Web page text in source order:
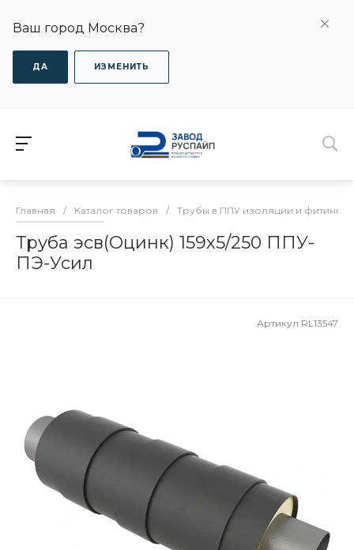
Ваш город Москва?
ДА ИЗМЕНИТЬ
Главная / Каталог товаров / Трубы в ППУ изоляции и фитинги
Труба эсв(Оцинк) 159х5/250 ППУ-
ПЭ-Усил
Артикул RL13547